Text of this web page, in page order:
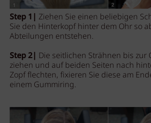
Step 1| Ziehen Sie einen beliebigen
Sie den Hinterkopf hinter dem Ohr so
Abteilungen entstehen.
Step 2| Die seitlichen Strähnen bis zur
ziehen und auf beiden Seiten nach
Zopf flechten, fixieren Sie diese am
einem Gummiring.